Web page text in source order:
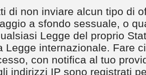
di non inviare alcun tipo di
a sfondo sessuale, o
Legge del proprio
Legge internazionale. Fare
con notifica al tuo
indirizzi IP sono registrati